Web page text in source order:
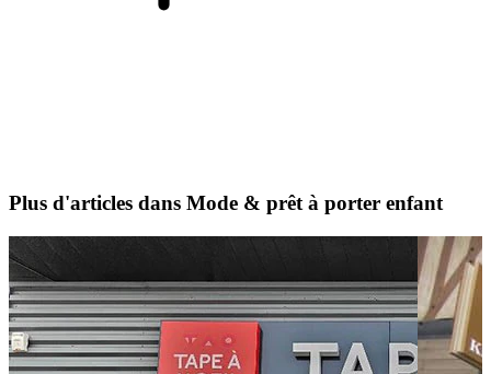
Plus d'articles dans Mode & prêt à porter enfant